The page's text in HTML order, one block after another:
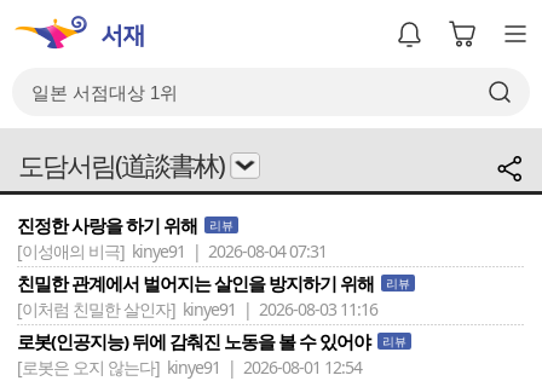
도담서림(道談書林)
진정한 사랑을 하기 위해 리뷰
[이성애의 비극] kinye91 | 2026-08-04 07:31
친밀한 관계에서 벌어지는 살인을 방지하기 위해 리뷰
[이처럼 친밀한 살인자] kinye91 | 2026-08-03 11:16
로봇(인공지능) 뒤에 감춰진 노동을 볼 수 있어야 리뷰
[로봇은 오지 않는다] kinye91 | 2026-08-01 12:54